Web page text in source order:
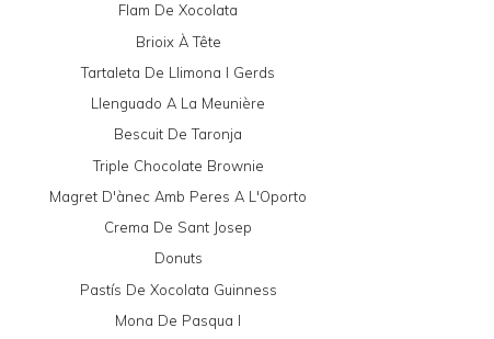
Flam De Xocolata
Brioix À Tête
Tartaleta De Llimona I Gerds
Llenguado A La Meunière
Bescuit De Taronja
Triple Chocolate Brownie
Magret D'ànec Amb Peres A L'Oporto
Crema De Sant Josep
Donuts
Pastís De Xocolata Guinness
Mona De Pasqua I